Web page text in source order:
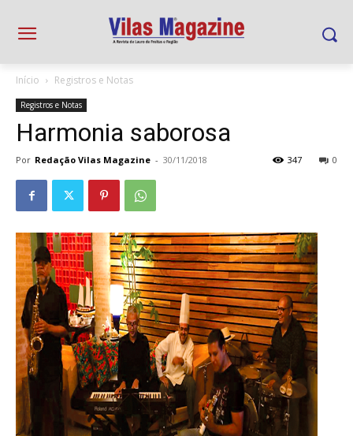
Início Registros e Notas
Registros e Notas
Harmonia saborosa
Por Redação Vilas Magazine - 30/11/2018 0
347